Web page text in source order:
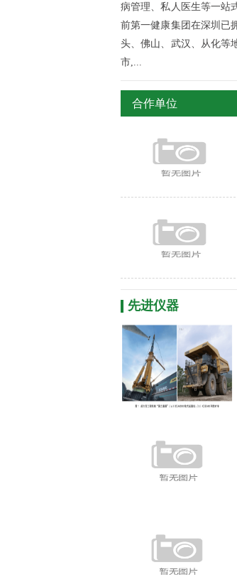
病管理、私人医生等一站
前第一健康集团在深圳已
头、佛山、武汉、从化等
市,...
合作单位
先进仪器